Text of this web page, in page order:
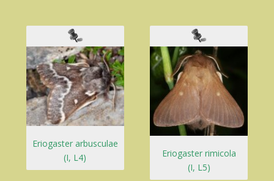
Eriogaster arbusculae
(I, L4)
Eriogaster rimicola
(I, L5)